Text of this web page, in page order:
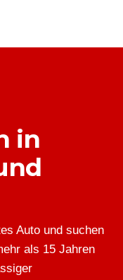
in
Auto und suchen
als 15 Jahren